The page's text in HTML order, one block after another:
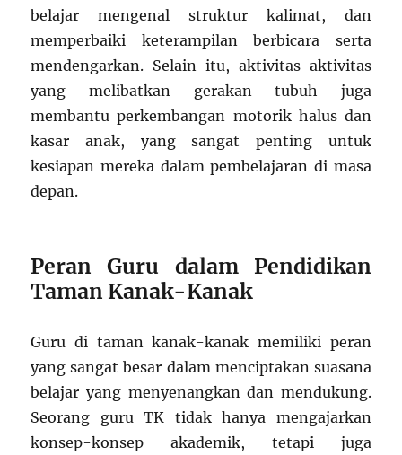
belajar mengenal struktur kalimat, dan
memperbaiki keterampilan berbicara serta
mendengarkan. Selain itu, aktivitas-aktivitas
yang melibatkan gerakan tubuh juga
membantu perkembangan motorik halus dan
kasar anak, yang sangat penting untuk
kesiapan mereka dalam pembelajaran di masa
depan.
Peran Guru dalam Pendidikan
Taman Kanak-Kanak
Guru di taman kanak-kanak memiliki peran
yang sangat besar dalam menciptakan suasana
belajar yang menyenangkan dan mendukung.
Seorang guru TK tidak hanya mengajarkan
konsep-konsep akademik, tetapi juga